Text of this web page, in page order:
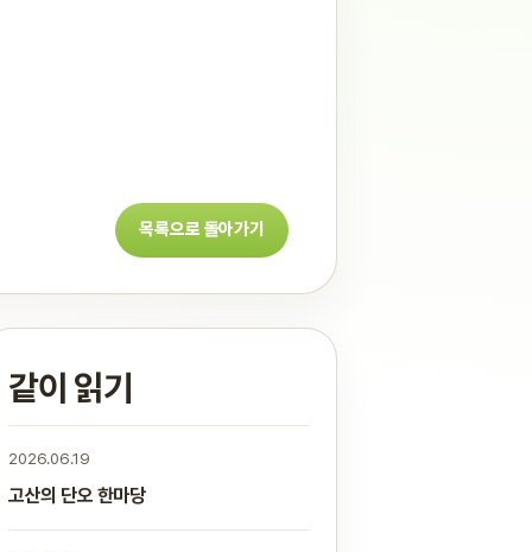
목록으로 돌아가기
같이 읽기
2026.06.19
고산의 단오 한마당